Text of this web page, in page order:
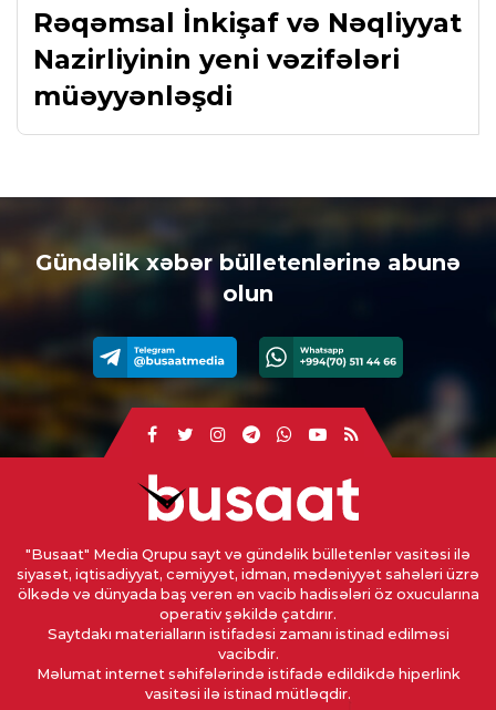
Rəqəmsal İnkişaf və Nəqliyyat
Nazirliyinin yeni vəzifələri
müəyyənləşdi
Gündəlik xəbər bülletenlərinə abunə
olun
"Busaat" Media Qrupu sayt və gündəlik bülletenlər vasitəsi ilə
siyasət, iqtisadiyyat, cəmiyyət, idman, mədəniyyət sahələri üzrə
ölkədə və dünyada baş verən ən vacib hadisələri öz oxucularına
operativ şəkildə çatdırır.
Saytdakı materialların istifadəsi zamanı istinad edilməsi
vacibdir.
Məlumat internet səhifələrində istifadə edildikdə hiperlink
vasitəsi ilə istinad mütləqdir.